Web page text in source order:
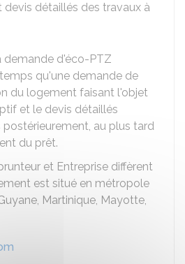
devis détaillés des travaux à
demande d'éco-PTZ
qu'une demande de
du logement faisant l'objet
et le devis détaillés
au plus tard
du prêt.
et Entreprise diffèrent
est situé en métropole
Martinique, Mayotte,